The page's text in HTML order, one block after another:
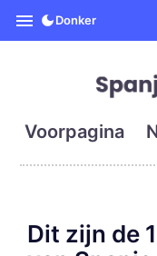
Donker
Voorpagina
Dit zijn de